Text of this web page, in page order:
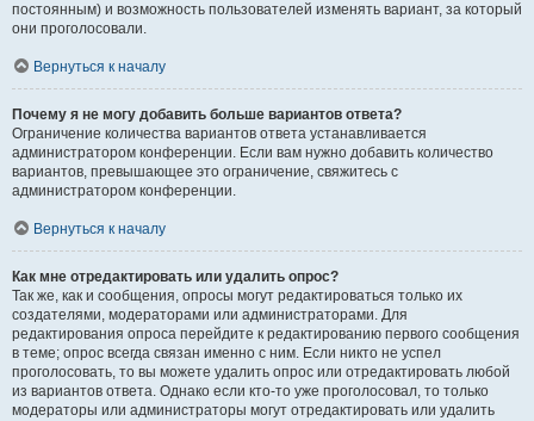
постоянным) и возможность пользователей изменять вариант, за который
они проголосовали.
Вернуться к началу
Почему я не могу добавить больше вариантов ответа?
Ограничение количества вариантов ответа устанавливается
администратором конференции. Если вам нужно добавить количество
вариантов, превышающее это ограничение, свяжитесь с
администратором конференции.
Вернуться к началу
Как мне отредактировать или удалить опрос?
Так же, как и сообщения, опросы могут редактироваться только их
создателями, модераторами или администраторами. Для
редактирования опроса перейдите к редактированию первого сообщения
в теме; опрос всегда связан именно с ним. Если никто не успел
проголосовать, то вы можете удалить опрос или отредактировать любой
из вариантов ответа. Однако если кто-то уже проголосовал, то только
модераторы или администраторы могут отредактировать или удалить